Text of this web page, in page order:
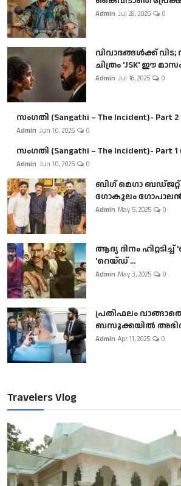
Admin Jul 28, 2025 0
വിവാദങ്ങൾക്ക്
ചിത്രം 'JSK' ഈ
Admin Jul 16, 2025 0
സംഗതി (Sangathi – The Incident)- Part 2
Admin Jun 10, 2025 0
സംഗതി (Sangathi – The Incident)- Part
Admin Jun 10, 2025 0
ബി​ഗ് മെഗാ ബഡ്ജറ്റ്
ഗോകുലം
Admin May 5, 2025 0
ആദ്യ ദിനം ഹിറ്റടിച്ച്
'റെയ്ഡ് ...
Admin May 3, 2025 0
പ്രതിഫലം
ബസൂക്കയില്‍
Admin Apr 11, 2025 0
Travelers Vlog